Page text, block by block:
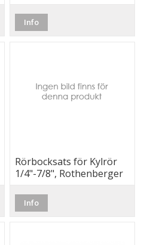
Info
Rörbocksats för Kylrör
1/4"-7/8", Rothenberger
Info